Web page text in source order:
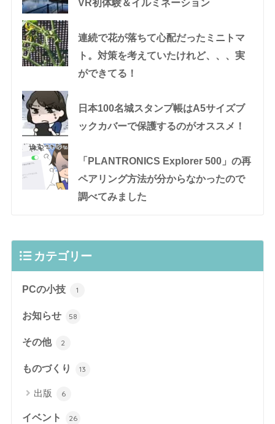
VR初体験＆イルミネーション
連続で花が落ちて心配だったミニトマ
ト。対策を考えていたけれど、、、実
ができてる！
日本100名城スタンプ帳はA5サイズブ
ックカバーで保護するのがオススメ！
「PLANTRONICS Explorer 500」の再
ペアリング方法が分からなかったので
調べてみました
カテゴリー
PCの小技 1
お知らせ 58
その他 2
ものづくり 13
出版 6
イベント 26